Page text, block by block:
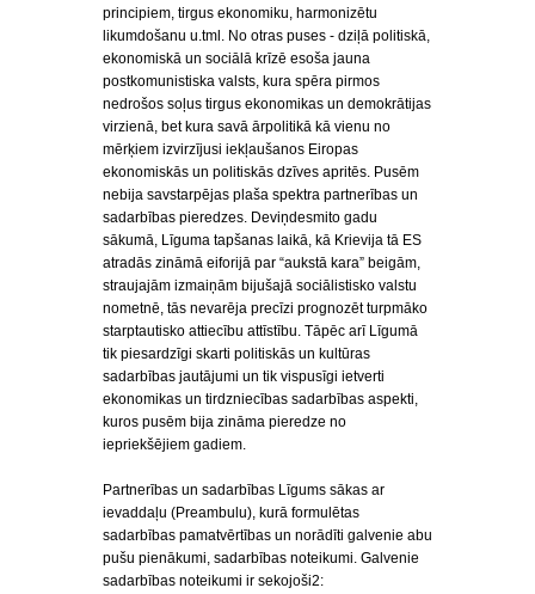
principiem, tirgus ekonomiku, harmonizētu
likumdošanu u.tml. No otras puses - dziļā politiskā,
ekonomiskā un sociālā krīzē esoša jauna
postkomunistiska valsts, kura spēra pirmos
nedrošos soļus tirgus ekonomikas un demokrātijas
virzienā, bet kura savā ārpolitikā kā vienu no
mērķiem izvirzījusi iekļaušanos Eiropas
ekonomiskās un politiskās dzīves apritēs. Pusēm
nebija savstarpējas plaša spektra partnerības un
sadarbības pieredzes. Deviņdesmito gadu
sākumā, Līguma tapšanas laikā, kā Krievija tā ES
atradās zināmā eiforijā par “aukstā kara” beigām,
straujajām izmaiņām bijušajā sociālistisko valstu
nometnē, tās nevarēja precīzi prognozēt turpmāko
starptautisko attiecību attīstību. Tāpēc arī Līgumā
tik piesardzīgi skarti politiskās un kultūras
sadarbības jautājumi un tik vispusīgi ietverti
ekonomikas un tirdzniecības sadarbības aspekti,
kuros pusēm bija zināma pieredze no
iepriekšējiem gadiem.
Partnerības un sadarbības Līgums sākas ar
ievaddaļu (Preambulu), kurā formulētas
sadarbības pamatvērtības un norādīti galvenie abu
pušu pienākumi, sadarbības noteikumi. Galvenie
sadarbības noteikumi ir sekojoši2: